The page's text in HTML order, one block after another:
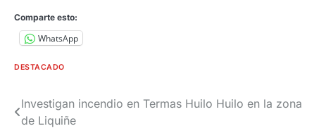
Comparte esto:
WhatsApp
DESTACADO
Navegación
Investigan incendio en Termas Huilo Huilo en la zona
de Liquiñe